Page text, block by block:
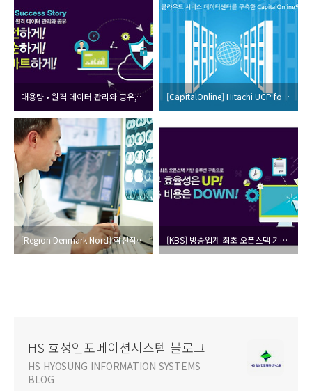
대용량 • 원격 데이터 관리와 공유, 안전하게! 단순하게! 스마트하게! [CapitalOnline] Hitachi UCP for VMware vSphere를 통해 지능형 클라우드 서비스 데이터센터를 구축하다
[Region Denmark Nord] 혁신적인 통합 인프라를 구축한 덴마크 의료 IT 사례 [KBS] 방송업계 최초 오픈스택 기반 솔루션 구축
HS 효성인포메이션시스템 블로그
HS HYOSUNG INFORMATION SYSTEMS
BLOG